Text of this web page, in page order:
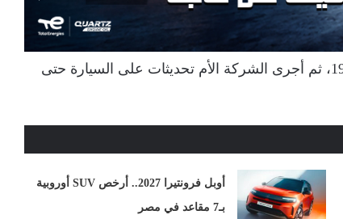
ظهر الجيل الأول من هيونداي أكسنت RB في عام 1994، ثم أجرى الشركة الأم تحديثات على السيارة حتى
أوبل فرونتيرا 2027.. أرخص SUV أوروبية
بـ7 مقاعد في مصر